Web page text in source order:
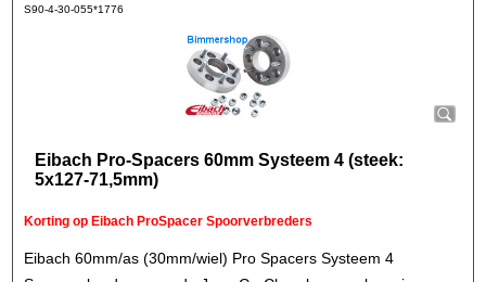
S90-4-30-055*1776
Eibach Pro-Spacers 60mm Systeem 4 (steek:
5x127-71,5mm)
Korting op Eibach ProSpacer Spoorverbreders
Eibach 60mm/as (30mm/wiel) Pro Spacers Systeem 4